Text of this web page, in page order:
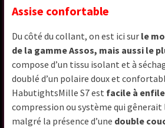
Assise confortable
Du côté du collant, on est ici sur le
de la gamme Assos, mais aussi le
compose d’un tissu isolant et à
doublé d’un polaire doux et
HabutightsMille S7 est facile à
compression ou système qui
malgré la présence d’une double